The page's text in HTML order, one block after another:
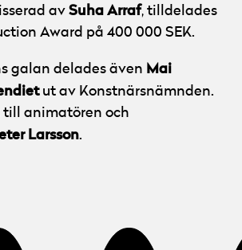
av Suha Arraf, tilldelades
Award på 400 000 SEK.
galan delades även Mai
ut av Konstnärsnämnden.
animatören och
Larsson.